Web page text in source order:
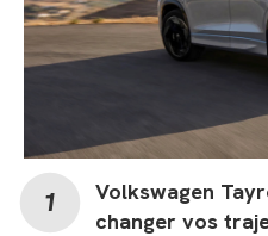
Volkswagen
changer vos